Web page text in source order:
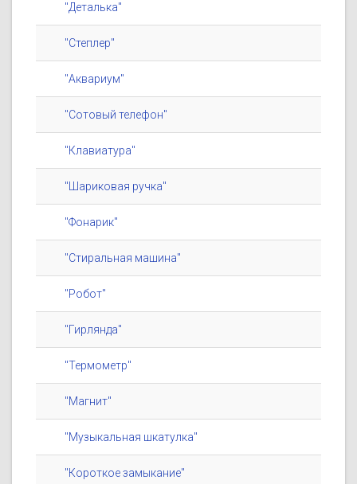
"Деталька"
"Степлер"
"Аквариум"
"Сотовый телефон"
"Клавиатура"
"Шариковая ручка"
"Фонарик"
"Стиральная машина"
"Робот"
"Гирлянда"
"Термометр"
"Магнит"
"Музыкальная шкатулка"
"Короткое замыкание"